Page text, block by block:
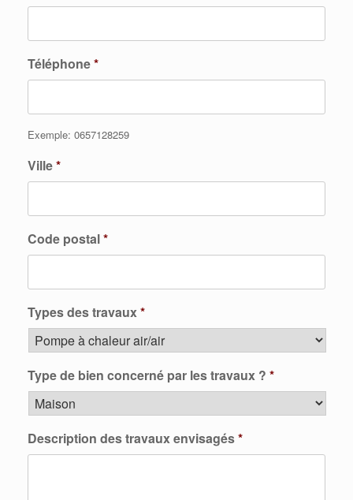
Téléphone*
Exemple: 0657128259
Ville*
Code postal*
Types des travaux*
Type de bien concerné par les travaux ? *
Description des travaux envisagés*